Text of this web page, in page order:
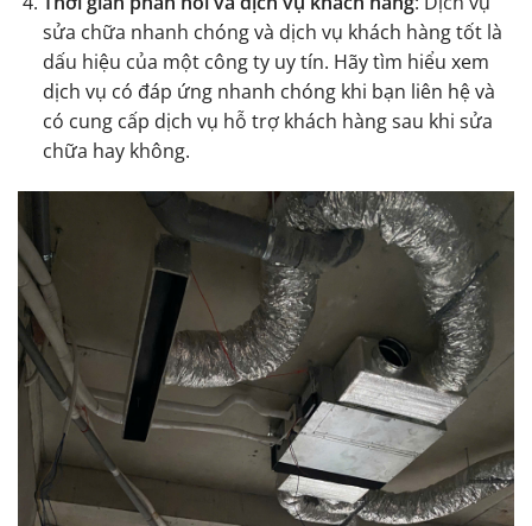
sửa chữa nhanh chóng và dịch vụ khách hàng tốt là
dấu hiệu của một công ty uy tín. Hãy tìm hiểu xem
dịch vụ có đáp ứng nhanh chóng khi bạn liên hệ và
có cung cấp dịch vụ hỗ trợ khách hàng sau khi sửa
chữa hay không.